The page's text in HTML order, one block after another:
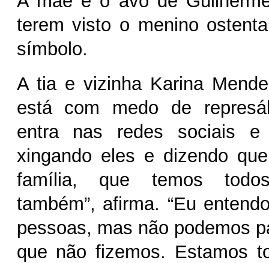
terem visto o menino
símbolo.
A tia e vizinha Karina
está com medo de
entra nas redes sociais
xingando eles e dizendo
família, que temos
também”, afirma. “Eu
pessoas, mas não podemos
que não fizemos. Estamos